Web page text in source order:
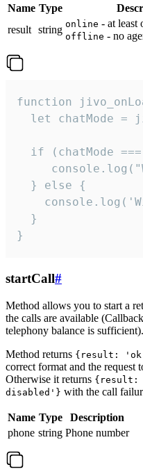
Name Type
result string online - at least
offline - no
function
let chatMode =
if (chatMode
  } else {
  }
}
startCall#
Method allows you to start a
the calls are available
telephony balance is sufficient).
Method returns {result:
correct format and the request
Otherwise it returns {result:
disabled'} with the call
Name Type
Description
phone string Phone number